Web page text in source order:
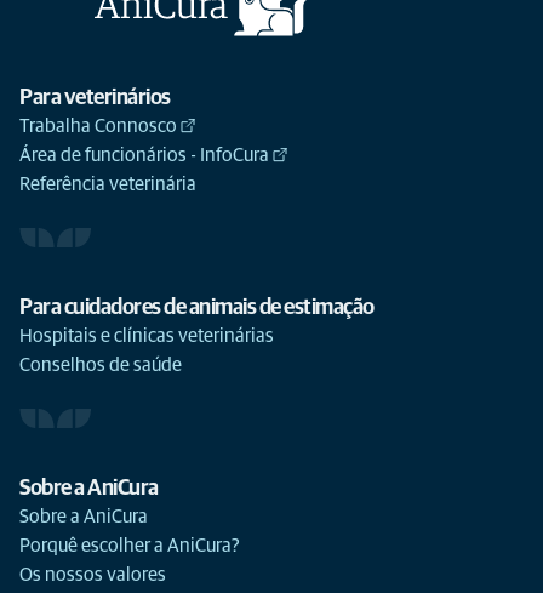
Para veterinários
Trabalha Connosco
Área de funcionários - InfoCura
Referência veterinária
Para cuidadores de animais de estimação
Hospitais e clínicas veterinárias
Conselhos de saúde
Sobre a AniCura
Sobre a AniCura
Porquê escolher a AniCura?
Os nossos valores